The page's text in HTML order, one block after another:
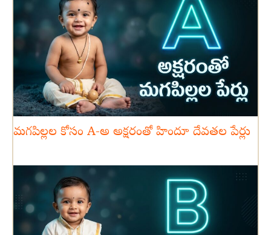
మగపిల్లల కోసం A-అ అక్షరంతో హిందూ దేవతల పేర్లు